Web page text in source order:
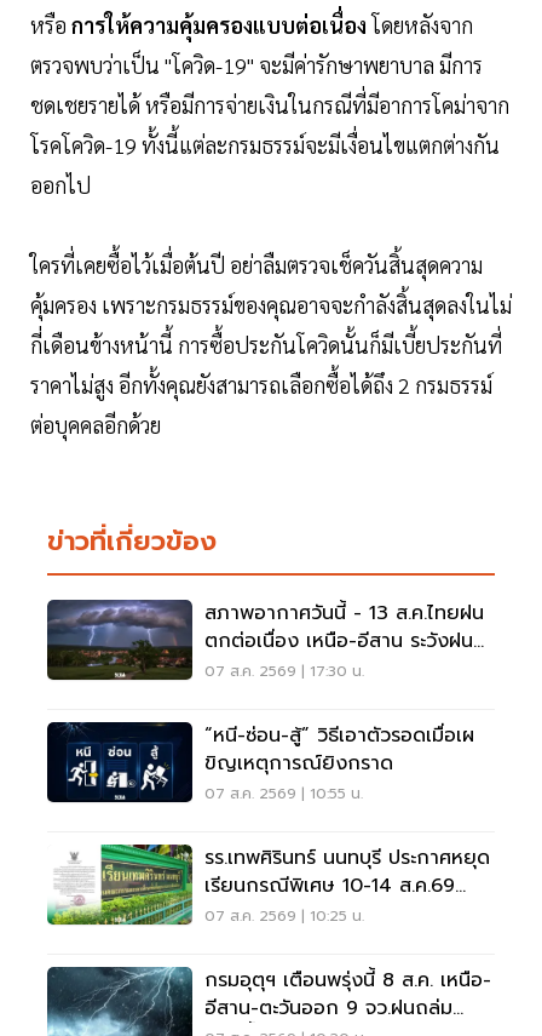
หรือ การให้ความคุ้มครองแบบต่อเนื่องโดยหลังจาก
ตรวจพบว่าเป็น "โควิด-19" จะมีค่ารักษาพยาบาล มีการ
ชดเชยรายได้ หรือมีการจ่ายเงินในกรณีที่มีอาการโคม่าจาก
โรคโควิด-19 ทั้งนี้แต่ละกรมธรรม์จะมีเงื่อนไขแตกต่างกัน
ออกไป
ใครที่เคยซื้อไว้เมื่อต้นปี อย่าลืมตรวจเช็ควันสิ้นสุดความ
คุ้มครอง เพราะกรมธรรม์ของคุณอาจจะกำลังสิ้นสุดลงในไม่
กี่เดือนข้างหน้านี้ การซื้อประกันโควิดนั้นก็มีเบี้ยประกันที่
ราคาไม่สูง อีกทั้งคุณยังสามารถเลือกซื้อได้ถึง 2 กรมธรรม์
ต่อบุคคลอีกด้วย
ข่าวที่เกี่ยวข้อง
สภาพอากาศวันนี้ - 13 ส.ค.ไทยฝน
ตกต่อเนื่อง เหนือ-อีสาน ระวังฝน
ตกหนักมากบางแห่ง
07 ส.ค. 2569 | 17:30 น.
“หนี-ซ่อน-สู้” วิธีเอาตัวรอดเมื่อเผ
ขิญเหตุการณ์ยิงกราด
07 ส.ค. 2569 | 10:55 น.
รร.เทพศิรินทร์ นนทบุรี ประกาศหยุด
เรียนกรณีพิเศษ 10-14 ส.ค.69
หลังเหตุกราดยิง
07 ส.ค. 2569 | 10:25 น.
กรมอุตุฯ เตือนพรุ่งนี้ 8 ส.ค. เหนือ-
อีสาน-ตะวันออก 9 จว.ฝนถล่ม